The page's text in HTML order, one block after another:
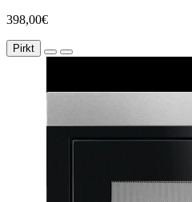
398,00€
Pirkt